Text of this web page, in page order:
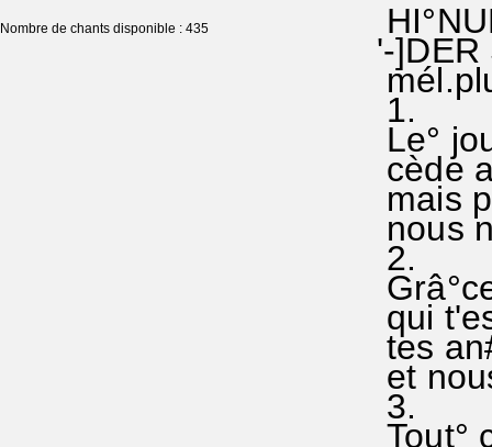
Nombre de chants disponible : 435
'-]DER
1.
Le°
cède
mais
nous
2.
qui
tes
et
3.
Tout°